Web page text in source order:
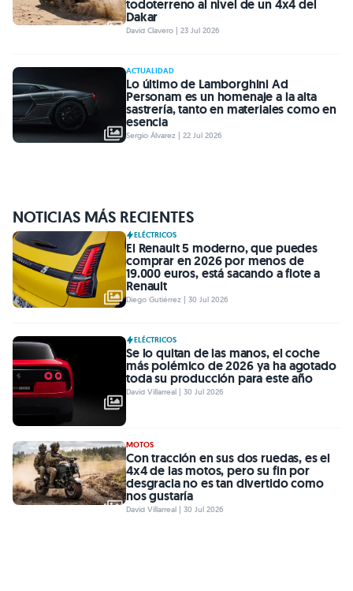
todoterreno al nivel de un 4x4 del
Dakar
David Clavero | 23 Jul 2026
ACTUALIDAD
Lo último de Lamborghini Ad
Personam es un homenaje a la alta
sastrería, tanto en materiales como en
esencia
Sergio Álvarez | 22 Jul 2026
NOTICIAS MÁS RECIENTES
ELÉCTRICOS
El Renault 5 moderno, que puedes
comprar en 2026 por menos de
19.000 euros, está sacando a flote a
Renault
Diego Gutiérrez | 30 Jul 2026
ELÉCTRICOS
Se lo quitan de las manos, el coche
más polémico de 2026 ya ha agotado
toda su producción para este año
David Villarreal | 30 Jul 2026
MOTOS
Con tracción en sus dos ruedas, es el
4x4 de las motos, pero su fin por
desgracia no es tan divertido como
nos gustaría
David Villarreal | 30 Jul 2026